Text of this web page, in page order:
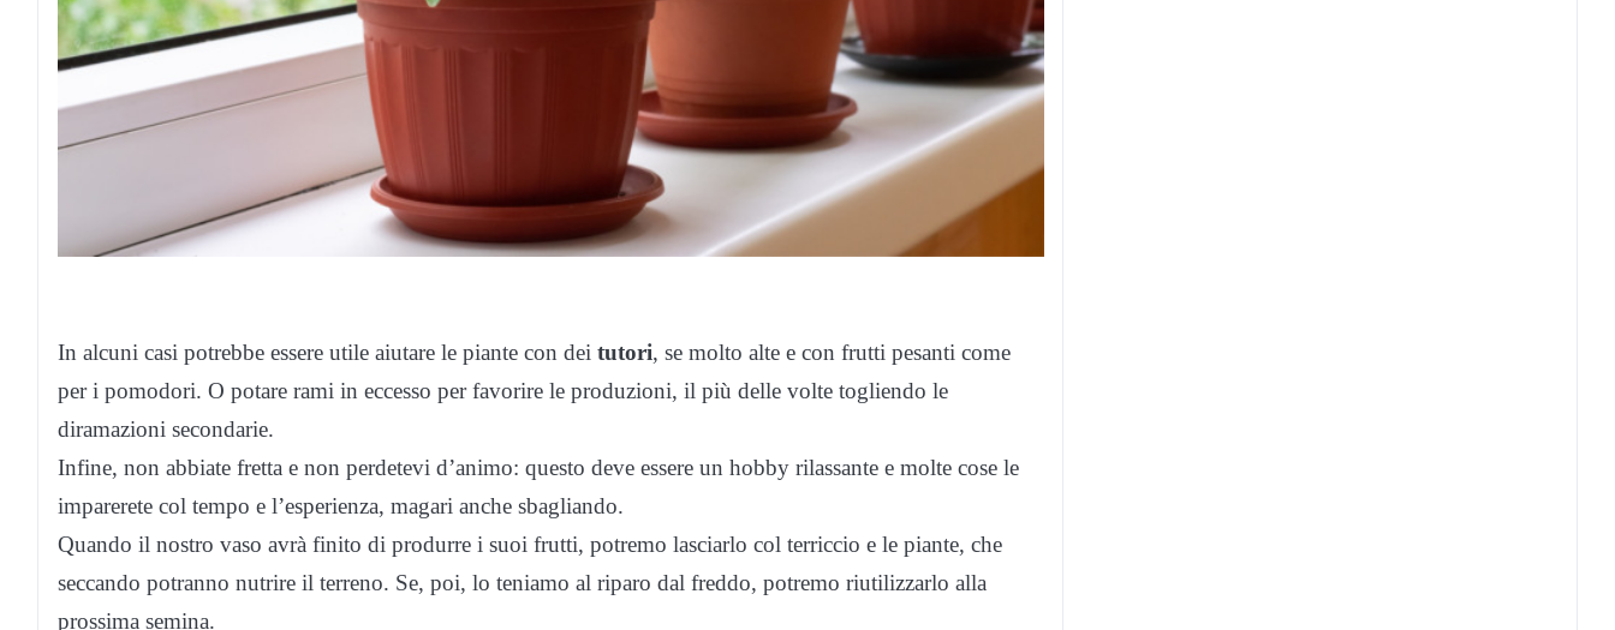
In alcuni casi potrebbe essere utile aiutare le piante con dei tutori, se molto alte e con frutti pesanti come
per i pomodori. O potare rami in eccesso per favorire le produzioni, il più delle volte togliendo le
diramazioni secondarie.
Infine, non abbiate fretta e non perdetevi d’animo: questo deve essere un hobby rilassante e molte cose le
imparerete col tempo e l’esperienza, magari anche sbagliando.
Quando il nostro vaso avrà finito di produrre i suoi frutti, potremo lasciarlo col terriccio e le piante, che
seccando potranno nutrire il terreno. Se, poi, lo teniamo al riparo dal freddo, potremo riutilizzarlo alla
prossima semina.